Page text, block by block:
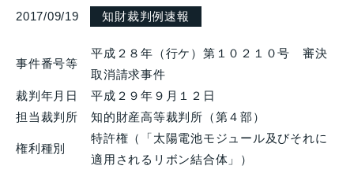
2017/09/19 知財裁判例速報
事件番号等
平成２８年（行ケ）第１０２１０号 審決
取消請求事件
裁判年月日
平成２９年９月１２日
担当裁判所
知的財産高等裁判所（第４部）
権利種別
特許権（「太陽電池モジュール及びそれに
適用されるリボン結合体」）